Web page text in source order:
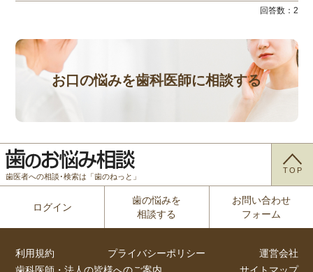
回答数： 2
お口の悩みを歯科医師に相談する
歯医者への相談･検索は「歯のねっと」
TOP
ログイン
歯の悩みを
相談する
お問い合わせ
フォーム
利用規約 プライバシーポリシー
運営会社